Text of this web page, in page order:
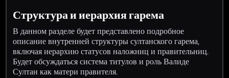
Структура и иерархия гарема
В данном разделе будет представлено подробное
описание внутренней структуры султанского гарема,
включая иерархию статусов наложниц и правительниц.
Будет обсуждаться система титулов и роль Валиде
Султан как матери правителя.